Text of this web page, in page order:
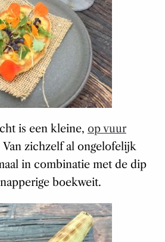
is een kleine, op vuur
Van zichzelf al ongelofelijk
in combinatie met de dip
boekweit.